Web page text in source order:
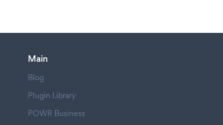
Main
Blog
Plugin Library
POWR Business